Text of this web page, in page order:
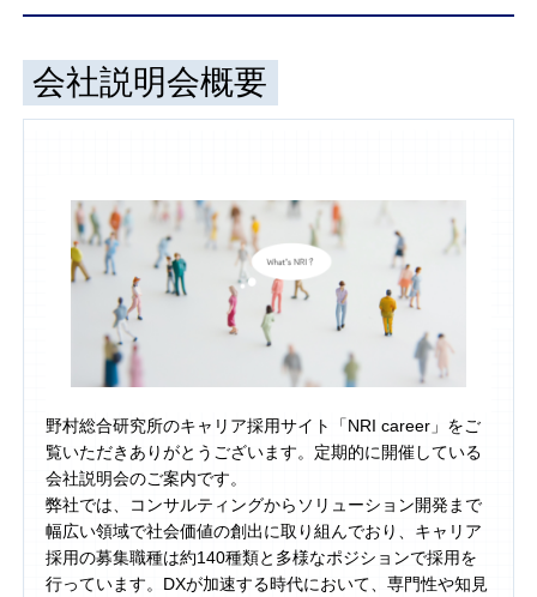
会社説明会概要
野村総合研究所のキャリア採用サイト「NRI career」をご
覧いただきありがとうございます。定期的に開催している
会社説明会のご案内です。
弊社では、コンサルティングからソリューション開発まで
幅広い領域で社会価値の創出に取り組んでおり、キャリア
採用の募集職種は約140種類と多様なポジションで採用を
行っています。DXが加速する時代において、専門性や知見